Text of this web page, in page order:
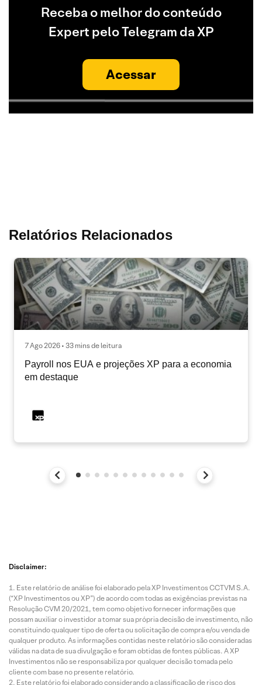
Receba o melhor do conteúdo
Expert pelo Telegram da XP
Acessar
Relatórios Relacionados
7 Ago 2026 • 33 mins de leitura
Payroll nos EUA e projeções XP para a economia
em destaque
Disclaimer:
Este relatório de análise foi elaborado pela XP Investimentos CCTVM S.A.
(“XP Investimentos ou XP”) de acordo com todas as exigências previstas na
Resolução CVM 20/2021, tem como objetivo fornecer informações que
possam auxiliar o investidor a tomar sua própria decisão de investimento, não
constituindo qualquer tipo de oferta ou solicitação de compra e/ou venda de
qualquer produto. As informações contidas neste relatório são consideradas
válidas na data de sua divulgação e foram obtidas de fontes públicas. A XP
Investimentos não se responsabiliza por qualquer decisão tomada pelo
cliente com base no presente relatório.
Este relatório foi elaborado considerando a classificação de risco dos